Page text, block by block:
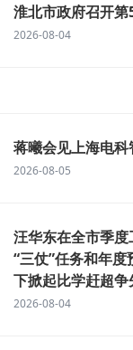
淮北市政府召开
2026-08-04
蒋曦会见上海电科
2026-08-05
汪华东在全市季
“三仗”任务和年
下掀起比学赶超
2026-08-04